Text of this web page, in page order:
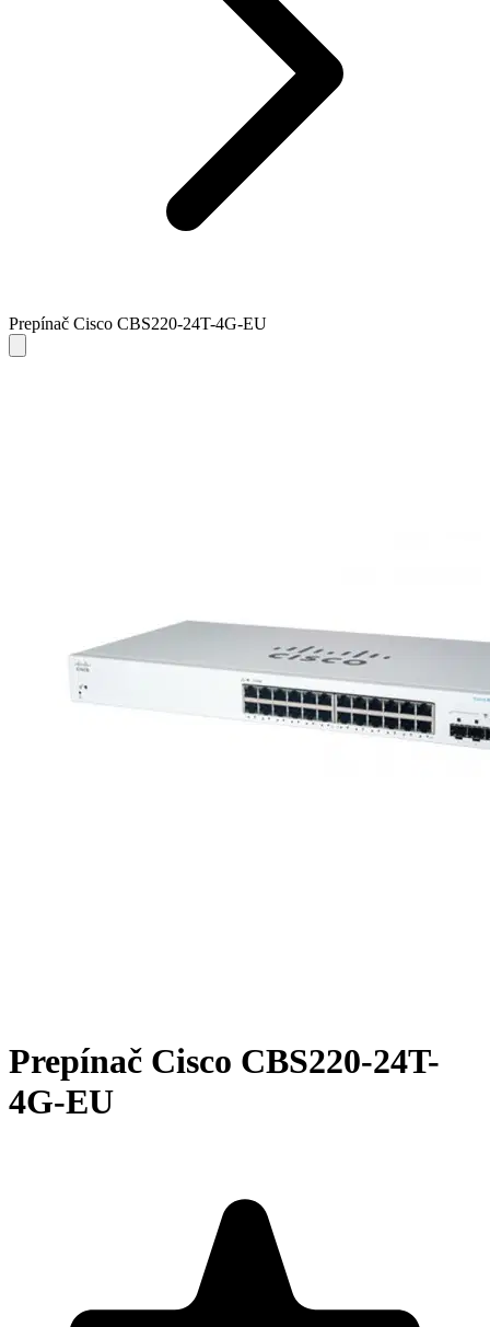
Prepínač Cisco CBS220-24T-4G-EU
Prepínač Cisco CBS220-24T-
4G-EU